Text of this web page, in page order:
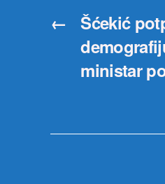
←
Šćekić
ministar